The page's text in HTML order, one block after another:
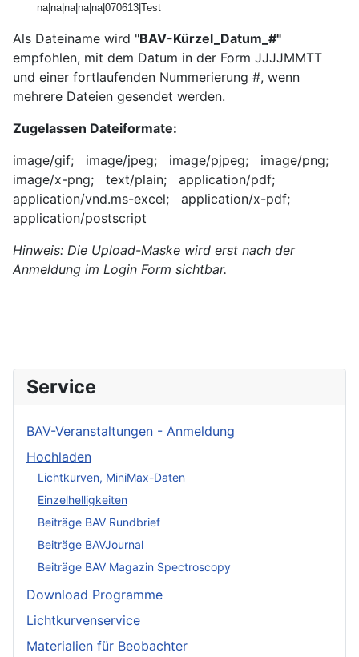
na|na|na|na|na|070613|Test
Als Dateiname wird "BAV-Kürzel_Datum_#"
empfohlen, mit dem Datum in der Form JJJJMMTT
und einer fortlaufenden Nummerierung #, wenn
mehrere Dateien gesendet werden.
Zugelassen Dateiformate:
image/gif; image/jpeg; image/pjpeg; image/png;
image/x-png; text/plain; application/pdf;
application/vnd.ms-excel; application/x-pdf;
application/postscript
Hinweis: Die Upload-Maske wird erst nach der
Anmeldung im Login Form sichtbar.
Service
BAV-Veranstaltungen - Anmeldung
Hochladen
Lichtkurven, MiniMax-Daten
Einzelhelligkeiten
Beiträge BAV Rundbrief
Beiträge BAVJournal
Beiträge BAV Magazin Spectroscopy
Download Programme
Lichtkurvenservice
Materialien für Beobachter